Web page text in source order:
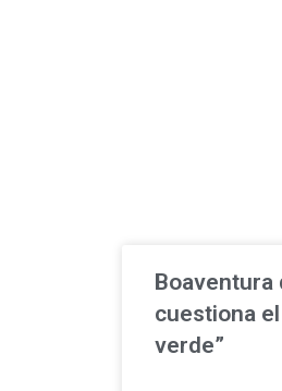
Boaventura
cuestiona
verde”